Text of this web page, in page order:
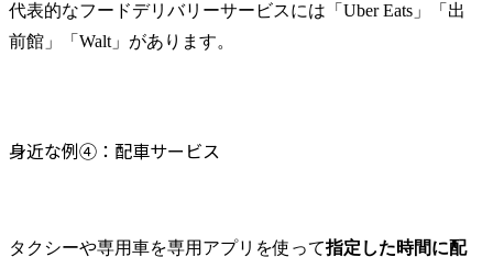
代表的なフードデリバリーサービスには「Uber Eats」「出
前館」「Walt」があります。
身近な例④：配車サービス
タクシーや専用車を専用アプリを使って指定した時間に配